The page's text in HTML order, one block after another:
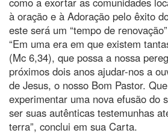
à oração e à Adoração pelo êxito
este será um “tempo de
“Em uma era em que existem
(Mc 6,34), que possa a nossa
próximos dois anos ajudar-nos a
de Jesus, o nosso Bom Pastor.
experimentar uma nova efusão do
ser suas autênticas testemunhas
terra”, conclui em sua Carta.